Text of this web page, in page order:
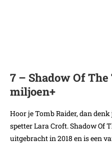
7 – Shadow Of The
miljoen+
Hoor je Tomb Raider, dan
spetter Lara Croft. Shadow Of
uitgebracht in 2018 en is een